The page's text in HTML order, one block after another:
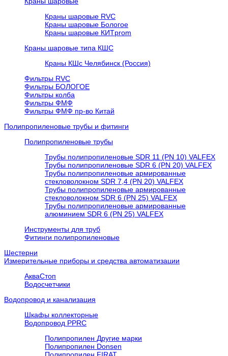
Краны шаровые RVC
Краны шаровые Бологое
Краны шаровые КИТprom
Краны шаровые типа КШС
Краны КШс Челябинск (Россия)
Фильтры RVC
Фильтры БОЛОГОЕ
Фильтры колба
Фильтры ФМФ
Фильтры ФМФ пр-во Китай
Полипропиленовые трубы и фитинги
Полипропиленовые трубы
Трубы полипропиленовые SDR 11 (PN 10) VALFEX
Трубы полипропиленовые SDR 6 (PN 20) VALFEX
Трубы полипропиленовые армированные
стекловолокном SDR 7,4 (PN 20) VALFEX
Трубы полипропиленовые армированные
стекловолокном SDR 6 (PN 25) VALFEX
Трубы полипропиленовые армированные
алюминием SDR 6 (PN 25) VALFEX
Инструменты для труб
Фитинги полипропиленовые
Шестерни
Измерительные приборы и средства автоматизации
АкваСтоп
Водосчетчики
Водопровод и канализация
Шкафы коллекторные
Водопровод PPRC
Полипропилен Другие марки
Полипропилен Donsen